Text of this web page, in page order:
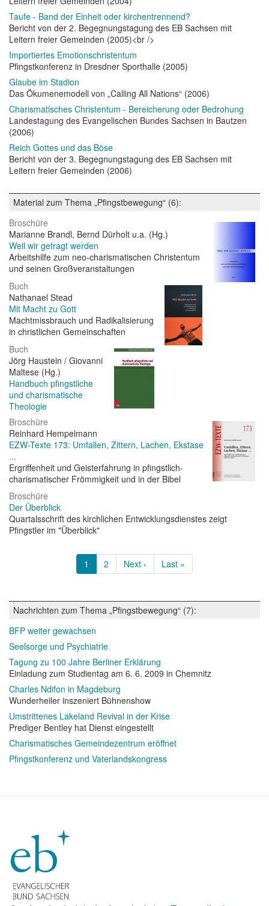
Taufe - Band der Einheit oder kirchentrennend?
Bericht von der 2. Begegnungstagung des EB Sachsen mit
Leitern freier Gemeinden (2005)<br />
Importiertes Emotionschristentum
Pfingstkonferenz in Dresdner Sporthalle (2005)
Glaube im Stadion
Das Ökumenemodell von „Calling All Nations“ (2006)
Charismatisches Christentum - Bereicherung oder Bedrohung
Landestagung des Evangelischen Bundes Sachsen in Bautzen
(2006)
Reich Gottes und das Böse
Bericht von der 3. Begegnungstagung des EB Sachsen mit
Leitern freier Gemeinden (2006)
Material zum Thema „Pfingstbewegung“ (6):
Broschüre
Marianne Brandl, Bernd Dürholt u.a. (Hg.)
Weil wir gefragt werden
Arbeitshilfe zum neo-charismatischen Christentum
und seinen Großveranstaltungen
Buch
Nathanael Stead
Mit Macht zu Gott
Machtmissbrauch und Radikalisierung
in christlichen Gemeinschaften
Buch
Jörg Haustein / Giovanni
Maltese (Hg.)
Handbuch pfingstliche
und charismatische
Theologie
Broschüre
Reinhard Hempelmann
EZW-Texte 173: Umfallen, Zittern, Lachen, Ekstase
...
Ergriffenheit und Geisterfahrung in pfingstlich-
charismatischer Frömmigkeit und in der Bibel
Broschüre
Der Überblick
Quartalsschrift des kirchlichen Entwicklungsdienstes zeigt
Pfingstler im "Überblick"
Seitennummerierung
Aktuelle
Seite
1 Page
2
Nächste
Seite
Next ›
Letzte
Seite
Last »
Nachrichten zum Thema „Pfingstbewegung“ (7):
BFP weiter gewachsen
Seelsorge und Psychiatrie
Tagung zu 100 Jahre Berliner Erklärung
Einladung zum Studientag am 6. 6. 2009 in Chemnitz
Charles Ndifon in Magdeburg
Wunderheiler inszeniert Bühnenshow
Umstrittenes Lakeland Revival in der Krise
Prediger Bentley hat Dienst eingestellt
Charismatisches Gemeindezentrum eröffnet
Pfingstkonferenz und Vaterlandskongress